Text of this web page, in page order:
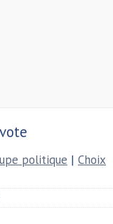
politique | Choix